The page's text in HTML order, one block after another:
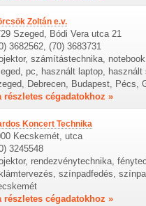
Zoltán e.v.
Szeged, Bódi Vera utca 21
3682562, (70) 3683731
számítástechnika,
pc, használt laptop, használt
Debrecen, Budapest, Pécs,
részletes cégadatokhoz »
Koncert Technika
Kecskemét, utca
3245548
rendezvénytechnika,
színpadfedés,
részletes cégadatokhoz »